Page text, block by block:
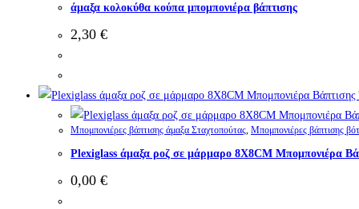
άμαξα κολοκύθα κούπα μπομπονιέρα βάπτισης
2,30 €
Μπομπονιέρες βάπτισης άμαξα Σταχτοπούτας Μπομπονιέρες βάπτισης
Plexiglass άμαξα ροζ σε μάρμαρο 8X8CM Μπομπονιέρα
0,00 €